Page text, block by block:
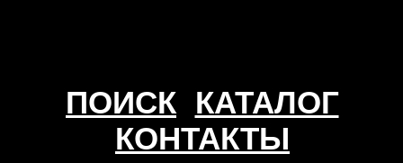
КОНТАКТЫ
ПОИСК КАТАЛОГ